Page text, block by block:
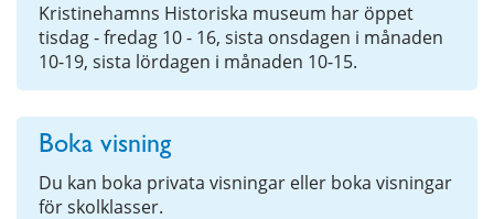
Kristinehamns Historiska museum har öppet
tisdag - fredag 10 - 16, sista onsdagen i månaden
10-19, sista lördagen i månaden 10-15.
Boka visning
Du kan boka privata visningar eller boka visningar
för skolklasser.